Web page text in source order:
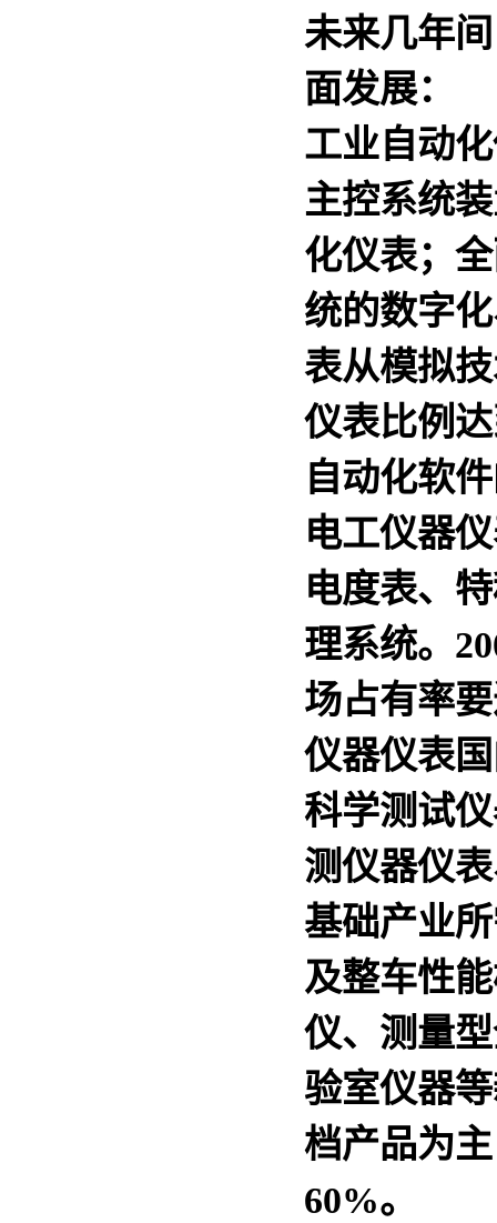
未来几年
面发展：
工业自动
主控系统
化仪表；
统的数字
表从模拟
仪表比例
自动化软
电工仪器
电度表、
理系统。
场占有率
仪器仪表
科学测试
测仪器仪
基础产业
及整车性
仪、测量
验室仪器
档产品为
60%。